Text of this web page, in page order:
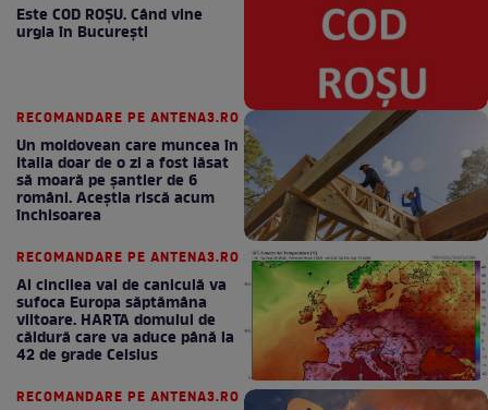
Este COD ROŞU. Când vine
urgia în Bucureşti
RECOMANDARE PE ANTENA3.RO
Un moldovean care muncea în
Italia doar de o zi a fost lăsat
să moară pe şantier de 6
români. Aceștia riscă acum
închisoarea
RECOMANDARE PE ANTENA3.RO
Al cincilea val de caniculă va
sufoca Europa săptămâna
viitoare. HARTA domului de
căldură care va aduce până la
42 de grade Celsius
RECOMANDARE PE ANTENA3.RO